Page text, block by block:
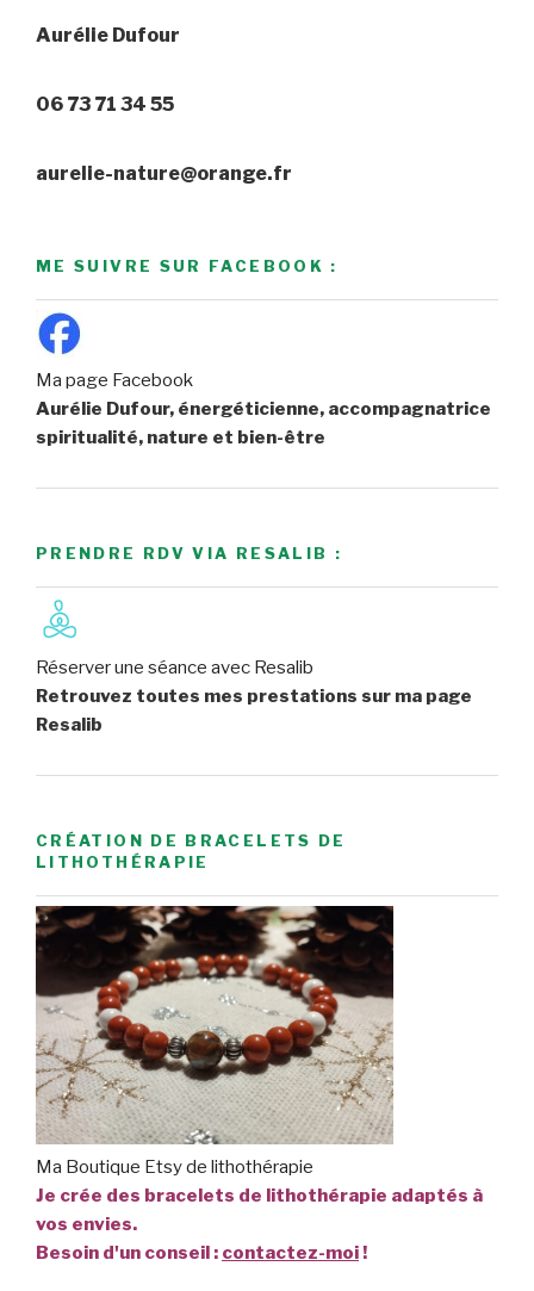
Aurélie Dufour
06 73 71 34 55
aurelie-nature@orange.fr
ME SUIVRE SUR FACEBOOK :
Ma page Facebook
Aurélie Dufour, énergéticienne, accompagnatrice
spiritualité, nature et bien-être
PRENDRE RDV VIA RESALIB :
Réserver une séance avec Resalib
Retrouvez toutes mes prestations sur ma page
Resalib
CRÉATION DE BRACELETS DE
LITHOTHÉRAPIE
Ma Boutique Etsy de lithothérapie
Je crée des bracelets de lithothérapie adaptés à
vos envies.
Besoin d'un conseil : contactez-moi!